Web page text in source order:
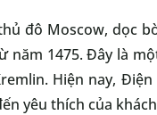
đô Moscow, dọc
năm 1475. Đây là
Hiện nay,
yêu thích của